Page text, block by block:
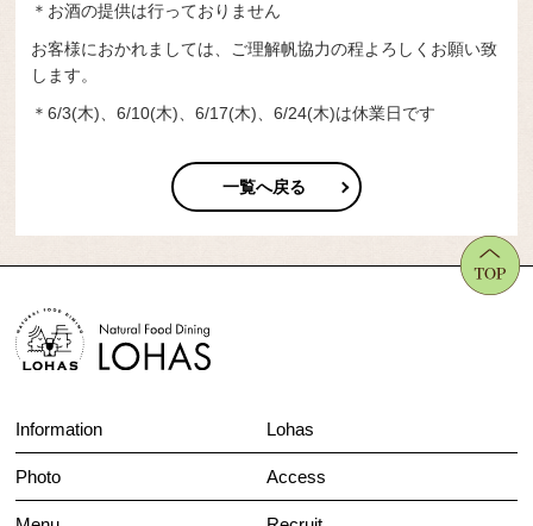
＊お酒の提供は行っておりません
お客様におかれましては、ご理解帆協力の程よろしくお願い致
します。
＊6/3(木)、6/10(木)、6/17(木)、6/24(木)は休業日です
一覧へ戻る
Information Lohas
Photo Access